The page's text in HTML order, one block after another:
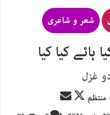
شعر و شاعری
ہائے کیا کیا
غزل
Follow
Send